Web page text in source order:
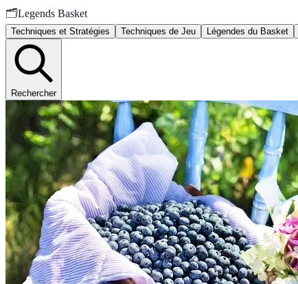
🗂️Legends Basket
Techniques et Stratégies Techniques de Jeu Légendes du Basket
Rechercher